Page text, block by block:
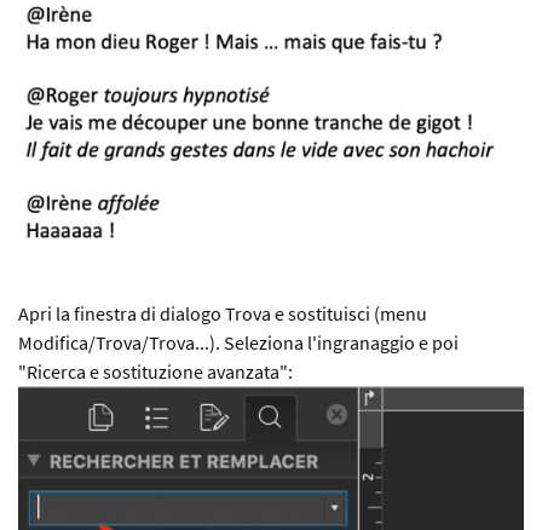
Apri la finestra di dialogo Trova e sostituisci (menu
Modifica/Trova/Trova...). Seleziona l'ingranaggio e poi
"Ricerca e sostituzione avanzata":